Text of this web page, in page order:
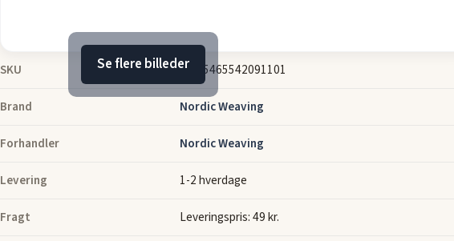
Se flere billeder
SKU 49-15465542091101
Brand Nordic Weaving
Forhandler Nordic Weaving
Levering 1-2 hverdage
Fragt Leveringspris: 49 kr.